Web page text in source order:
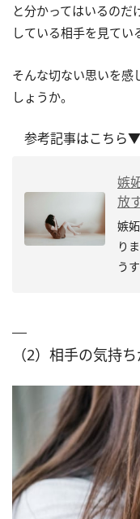
と分かってはいるのだ
している相手を見てい
そんな切ない思いを感
しょうか。
参考記事はこちら▼
嫉
放
嫉
り
う
（2）相手の気持